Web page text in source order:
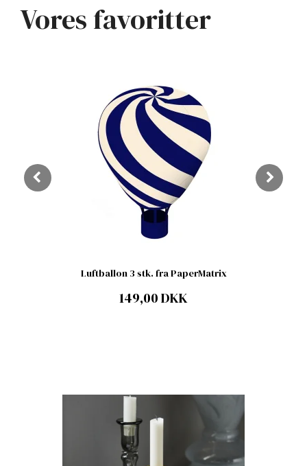
Vores favoritter
Luftballon 3 stk. fra PaperMatrix
149,00 DKK